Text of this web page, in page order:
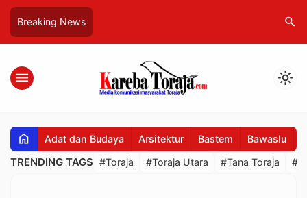
Breaking News search
menu light_mode
home Adat dan Budaya Arsitektur Bastem Bawaslu
TRENDING TAGS #Toraja #Toraja Utara #Tana Toraja